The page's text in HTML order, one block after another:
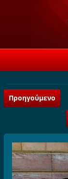
Προηγούμενο